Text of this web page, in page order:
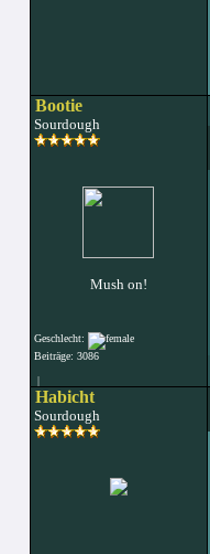
Bootie
Sourdough
Mush on!
Geschlecht:
Beiträge: 3086
|
Habicht
Sourdough